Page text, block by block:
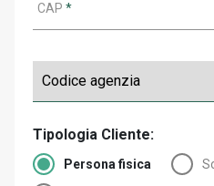
CAP *
Tipologia Cliente:
Persona fisica